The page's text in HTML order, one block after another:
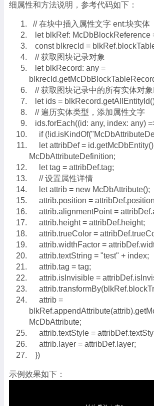
细属性和方法说明，参考代码如下：
// 在块中插入属性文字 ent:块实体
let blkRef: McDbBlockReference
const blkrecId =
// 获取图块记录对象
let blkRecord: any =
// 获取图块记录中的所有实体对象
let ids =
// 遍历实体类型，添加属性文字
ids.forEach((id: any, index: any)
if
let attribDef =
McDbAttributeDefinition;
let tag = attribDef.tag;
// 设置属性详情
let attrib = new McDbAttribute();
attrib.position =
attrib.alignmentPoint =
attrib.height = attribDef.height;
attrib.trueColor =
attrib.widthFactor =
attrib.textString = "test" + index;
attrib.tag = tag;
attrib.isInvisible =
attrib =
McDbAttribute;
attrib.textStyle =
attrib.layer = attribDef.layer;
})
示例效果如下：